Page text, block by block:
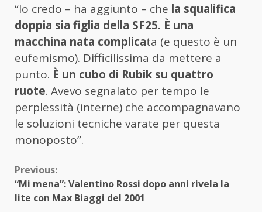
“Io credo – ha aggiunto – che la squalifica
doppia sia figlia della SF25. È una
macchina nata complicata (e questo è un
eufemismo). Difficilissima da mettere a
punto. È un cubo di Rubik su quattro
ruote. Avevo segnalato per tempo le
perplessità (interne) che accompagnavano
le soluzioni tecniche varate per questa
monoposto”.
Continue
Reading
Previous:
“Mi mena”: Valentino Rossi dopo anni rivela la
lite con Max Biaggi del 2001